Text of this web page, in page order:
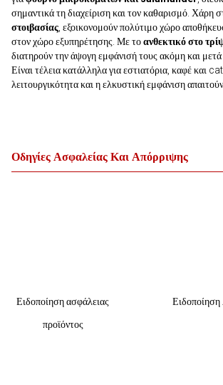
σημαντικά τη διαχείριση και τον καθαρισμό. Χάρη
στοιβασίας , εξοικονομούν πολύτιμο χώρο
στον χώρο εξυπηρέτησης. Με τοανθεκτικό στο
διατηρούν την άψογη εμφάνισή τους ακόμη και
Είναι τέλεια κατάλληλα για εστιατόρια, καφέ και
λειτουργικότητα και η ελκυστική εμφάνιση
Οδηγίες Ασφαλείας Και Απόρριψης
Ειδοποίηση ασφάλειας
προϊόντος